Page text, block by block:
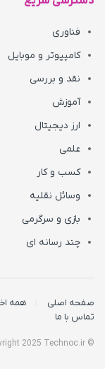
فناوری
کامپیوتر و موبایل
نقد و بررسی
آموزش
ارز دیجیتال
علمی
کسب و کار
وسائل نقلیه
بازی و سرگرمی
چند رسانه ای
صفحه اصلی همه
تماس با ما
© Copyright 2025 Technoc.ir